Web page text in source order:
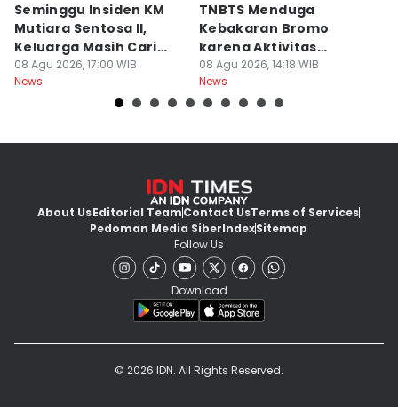
Seminggu Insiden KM
Mutiara Sentosa II,
Keluarga Masih Cari
Korban
08 Agu 2026, 17:00 WIB
News
TNBTS Menduga
Kebakaran Bromo
karena Aktivitas
Manusia
08 Agu 2026, 14:18 WIB
News
About UsEditorial TeamContact UsTerms of Services
Pedoman Media SiberIndexSitemap
Follow Us
Download
© 2026 IDN. All Rights Reserved.